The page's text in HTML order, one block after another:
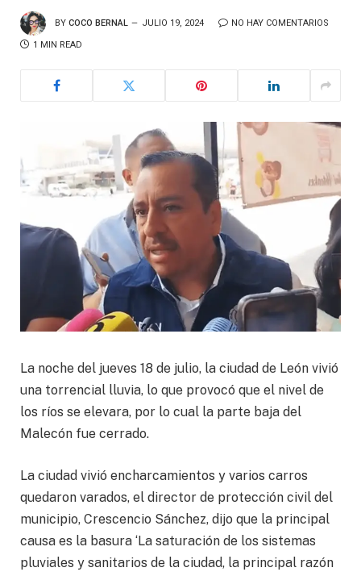
BY COCO BERNAL JULIO 19, 2024 NO HAY COMENTARIOS
1 MIN READ
La noche del jueves 18 de julio, la ciudad de León vivió
una torrencial lluvia, lo que provocó que el nivel de
los ríos se elevara, por lo cual la parte baja del
Malecón fue cerrado.
La ciudad vivió encharcamientos y varios carros
quedaron varados, el director de protección civil del
municipio, Crescencio Sánchez, dijo que la principal
causa es la basura ‘La saturación de los sistemas
pluviales y sanitarios de la ciudad, la principal razón